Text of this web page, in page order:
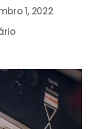
1, 2022